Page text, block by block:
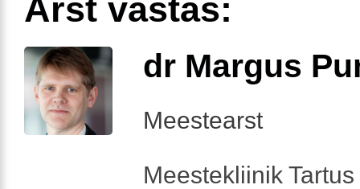
Arst vastas:
dr Margus
Meestearst
Meestekliinik